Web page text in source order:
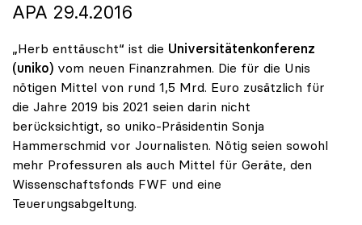
APA 29.4.2016
„Herb enttäuscht“ ist die Universitätenkonferenz
(uniko) vom neuen Finanzrahmen. Die für die Unis
nötigen Mittel von rund 1,5 Mrd. Euro zusätzlich für
die Jahre 2019 bis 2021 seien darin nicht
berücksichtigt, so uniko-Präsidentin Sonja
Hammerschmid vor Journalisten. Nötig seien sowohl
mehr Professuren als auch Mittel für Geräte, den
Wissenschaftsfonds FWF und eine
Teuerungsabgeltung.